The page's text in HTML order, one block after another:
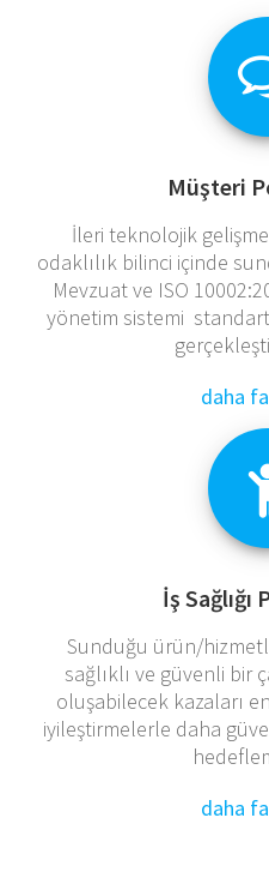
Müşteri
İleri teknolojik
odaklılık bilinci içinde
Mevzuat ve ISO
yönetim sistemi
daha
İş Sağlığı
Sunduğu ürün/
sağlıklı ve güvenli bir
oluşabilecek kazaları
iyileştirmelerle daha
daha